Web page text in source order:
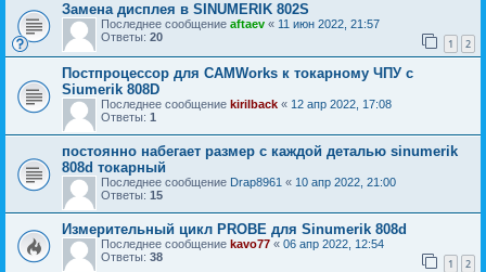
Замена дисплея в SINUMERIK 802S
Последнее сообщение aftaev « 11 июн 2022, 21:57
Ответы: 20 1 2
Постпроцессор для CAMWorks к токарному ЧПУ с
Siumerik 808D
Последнее сообщение kirilback « 12 апр 2022, 17:08
Ответы: 1
постоянно набегает размер с каждой деталью sinumerik
808d токарный
Последнее сообщение Drap8961 « 10 апр 2022, 21:00
Ответы: 15
Измерительный цикл PROBE для Sinumerik 808d
Последнее сообщение kavo77 « 06 апр 2022, 12:54
Ответы: 38 1 2